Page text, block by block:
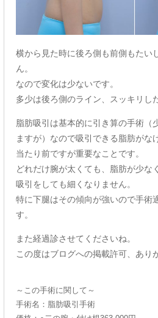
横から見た時に後ろ側も前側もたい
ん。
なので変化は少ないです。
多少は後ろ側のライン、スッキリし
脂肪吸引は基本的に引き算の手術（
ますが）なので吸引できる脂肪がな
当たり前ですが重要なことです。
どれだけ腕が太くても、脂肪が少な
吸引をしても細くなりません。
特に下腿はその傾向が強いので手術
す。
また経過診させてくださいね。
この度はブログへの掲載許可、あり
～この手術に関して～
手術名：脂肪吸引手術